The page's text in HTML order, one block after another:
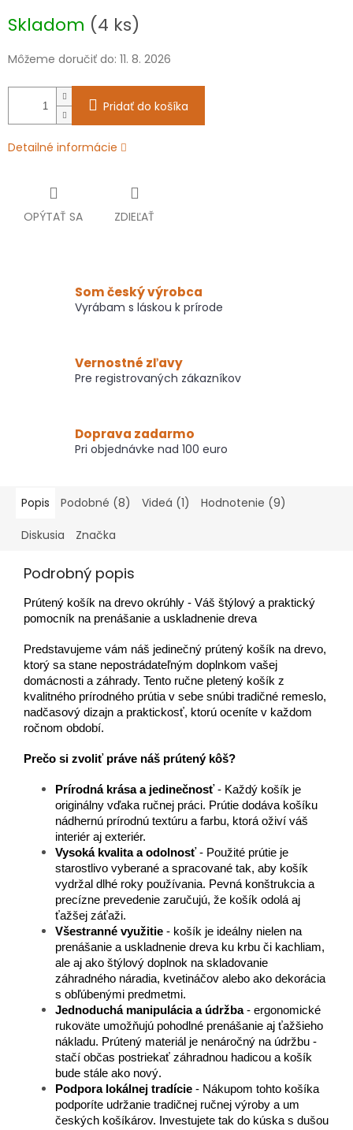
cena:
Skladom (4 ks)
Môžeme doručiť do: 11. 8. 2026
Pridať do košíka
Detailné informácie
OPÝTAŤ SA ZDIEĽAŤ
Som český výrobca
Vyrábam s láskou k prírode
Vernostné zľavy
Pre registrovaných zákazníkov
Doprava zadarmo
Pri objednávke nad 100 euro
Popis Podobné (8) Videá (1) Hodnotenie (9)
Diskusia Značka
Podrobný popis
Prútený košík na drevo okrúhly - Váš štýlový a praktický
pomocník na prenášanie a uskladnenie dreva
Predstavujeme vám náš jedinečný prútený košík na drevo,
ktorý sa stane nepostrádateľným doplnkom vašej
domácnosti a záhrady. Tento ručne pletený košík z
kvalitného prírodného prútia v sebe snúbi tradičné remeslo,
nadčasový dizajn a praktickosť, ktorú oceníte v každom
ročnom období.
Prečo si zvoliť práve náš prútený kôš?
Prírodná krása a jedinečnosť- Každý košík je
originálny vďaka ručnej práci. Prútie dodáva košíku
nádhernú prírodnú textúru a farbu, ktorá oživí váš
interiér aj exteriér.
Vysoká kvalita a odolnosť- Použité prútie je
starostlivo vyberané a spracované tak, aby košík
vydržal dlhé roky používania. Pevná konštrukcia a
precízne prevedenie zaručujú, že košík odolá aj
ťažšej záťaži.
Všestranné využitie - košík je ideálny nielen na
prenášanie a uskladnenie dreva ku krbu či kachliam,
ale aj ako štýlový doplnok na skladovanie
záhradného náradia, kvetináčov alebo ako dekorácia
s obľúbenými predmetmi.
Jednoduchá manipulácia a údržba- ergonomické
rukoväte umožňujú pohodlné prenášanie aj ťažšieho
nákladu. Prútený materiál je nenáročný na údržbu -
stačí občas postriekať záhradnou hadicou a košík
bude stále ako nový.
Podpora lokálnej tradície - Nákupom tohto košíka
podporíte udržanie tradičnej ručnej výroby a um
českých košíkárov. Investujete tak do kúska s dušou